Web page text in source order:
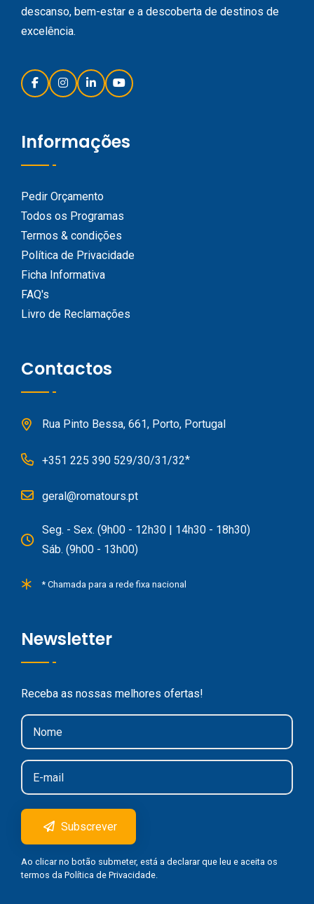
descanso, bem-estar e a descoberta de destinos de
excelência.
Informações
Pedir Orçamento
Todos os Programas
Termos & condições
Política de Privacidade
Ficha Informativa
FAQ's
Livro de Reclamações
Contactos
Rua Pinto Bessa, 661, Porto, Portugal
+351 225 390 529/30/31/32*
geral@romatours.pt
Seg. - Sex. (9h00 - 12h30 | 14h30 - 18h30)
Sáb. (9h00 - 13h00)
* Chamada para a rede fixa nacional
Newsletter
Receba as nossas melhores ofertas!
Subscrever
Ao clicar no botão submeter, está a declarar que leu e aceita os
termos da Política de Privacidade.